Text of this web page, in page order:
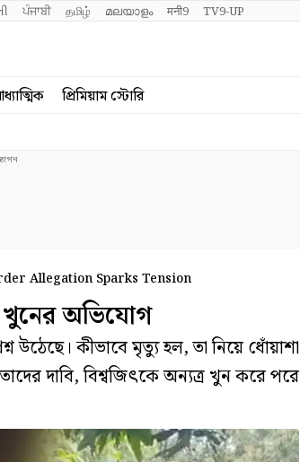
ਪੰਜਾਬੀ தமிழ் മലയാളം मनी9 TV9-UP
প্রিমিয়াম স্টোরি
Allegation Sparks Tension
খুনের অভিযোগ
কীভাবে মৃত্যু হল, তা নিয়ে ধোঁয়াশা
দাবি, বিশ্বজিৎকে অন্যত্র খুন করে পরে